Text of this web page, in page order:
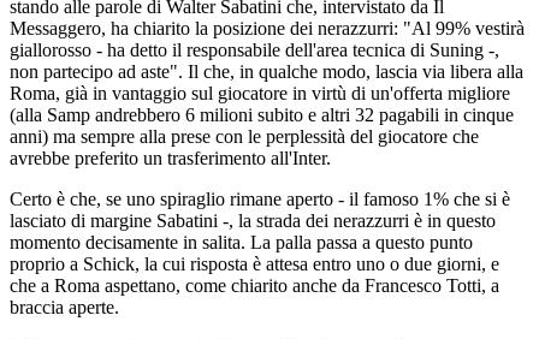
stando alle parole di Walter Sabatini che, intervistato da Il
Messaggero, ha chiarito la posizione dei nerazzurri: "Al 99% vestirà
giallorosso - ha detto il responsabile dell'area tecnica di Suning -,
non partecipo ad aste". Il che, in qualche modo, lascia via libera alla
Roma, già in vantaggio sul giocatore in virtù di un'offerta migliore
(alla Samp andrebbero 6 milioni subito e altri 32 pagabili in cinque
anni) ma sempre alla prese con le perplessità del giocatore che
avrebbe preferito un trasferimento all'Inter.
Certo è che, se uno spiraglio rimane aperto - il famoso 1% che si è
lasciato di margine Sabatini -, la strada dei nerazzurri è in questo
momento decisamente in salita. La palla passa a questo punto
proprio a Schick, la cui risposta è attesa entro uno o due giorni, e
che a Roma aspettano, come chiarito anche da Francesco Totti, a
braccia aperte.